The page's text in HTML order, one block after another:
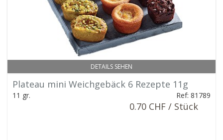
DETAILS SEHEN
Plateau mini Weichgebäck 6 Rezepte 11g
11 gr. Ref: 81789
0.70 CHF / Stück